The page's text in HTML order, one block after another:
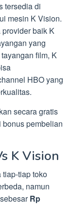
tersedia di
mesin K Vision.
baik K
yang
film, K
HBO yang
secara gratis
pembelian
K Vision
tiap toko
namun
Rp